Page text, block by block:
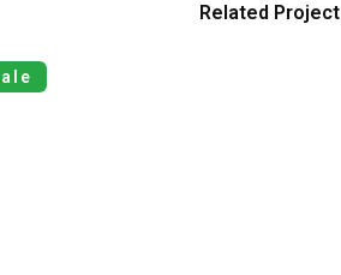
Related Project